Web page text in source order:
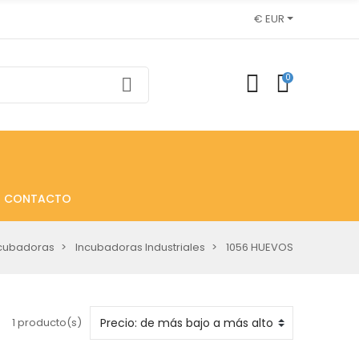
€ EUR
0
CONTACTO
Incubadoras Industriales 1056 HUEVOS
1 producto(s)